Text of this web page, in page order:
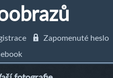
Zapomenuté heslo